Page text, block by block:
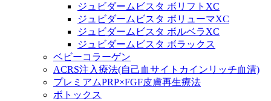
ジュビダームビスタ ボリフトXC
ジュビダームビスタ ボリューマXC
ジュビダームビスタ ボルベラXC
ジュビダームビスタ ボラックス
ベビーコラーゲン
ACRS注入療法(自己血サイトカインリッチ血清)
プレミアムPRP×FGF皮膚再生療法
ボトックス